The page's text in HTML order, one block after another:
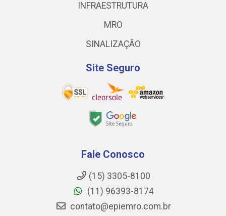
INFRAESTRUTURA
MRO
SINALIZAÇÃO
Site Seguro
Fale Conosco
(15) 3305-8100
(11) 96393-8174
contato@epiemro.com.br